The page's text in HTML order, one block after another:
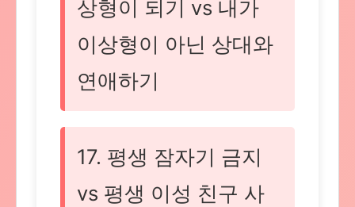
상형이 되기 vs 내가
이상형이 아닌 상대와
연애하기
17. 평생 잠자기 금지
vs 평생 이성 친구 사